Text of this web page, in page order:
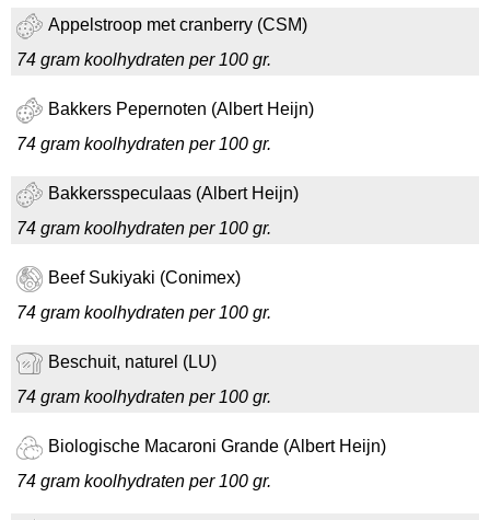
Appelstroop met cranberry (CSM)
74 gram koolhydraten per 100 gr.
Bakkers Pepernoten (Albert Heijn)
74 gram koolhydraten per 100 gr.
Bakkersspeculaas (Albert Heijn)
74 gram koolhydraten per 100 gr.
Beef Sukiyaki (Conimex)
74 gram koolhydraten per 100 gr.
Beschuit, naturel (LU)
74 gram koolhydraten per 100 gr.
Biologische Macaroni Grande (Albert Heijn)
74 gram koolhydraten per 100 gr.